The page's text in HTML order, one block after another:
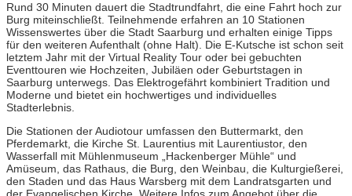
Rund 30 Minuten dauert die Stadtrundfahrt, die eine Fahrt hoch zur
Burg miteinschließt. Teilnehmende erfahren an 10 Stationen
Wissenswertes über die Stadt Saarburg und erhalten einige Tipps
für den weiteren Aufenthalt (ohne Halt). Die E-Kutsche ist schon seit
letztem Jahr mit der Virtual Reality Tour oder bei gebuchten
Eventtouren wie Hochzeiten, Jubiläen oder Geburtstagen in
Saarburg unterwegs. Das Elektrogefährt kombiniert Tradition und
Moderne und bietet ein hochwertiges und individuelles
Stadterlebnis.
Die Stationen der Audiotour umfassen den Buttermarkt, den
Pferdemarkt, die Kirche St. Laurentius mit Laurentiustor, den
Wasserfall mit Mühlenmuseum „Hackenberger Mühle“ und
Amüseum, das Rathaus, die Burg, den Weinbau, die Kulturgießerei,
den Staden und das Haus Warsberg mit dem Landratsgarten und